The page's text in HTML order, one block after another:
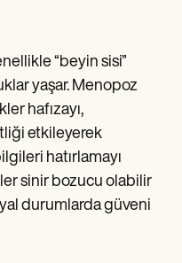
“beyin sisi”
yaşar. Menopoz
hafızayı,
etkileyerek
hatırlamayı
sinir bozucu olabilir
durumlarda güveni